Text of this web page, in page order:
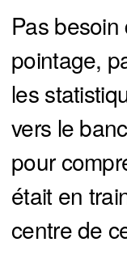
Pas
pointage,
les
vers le
pour
était en
centre de